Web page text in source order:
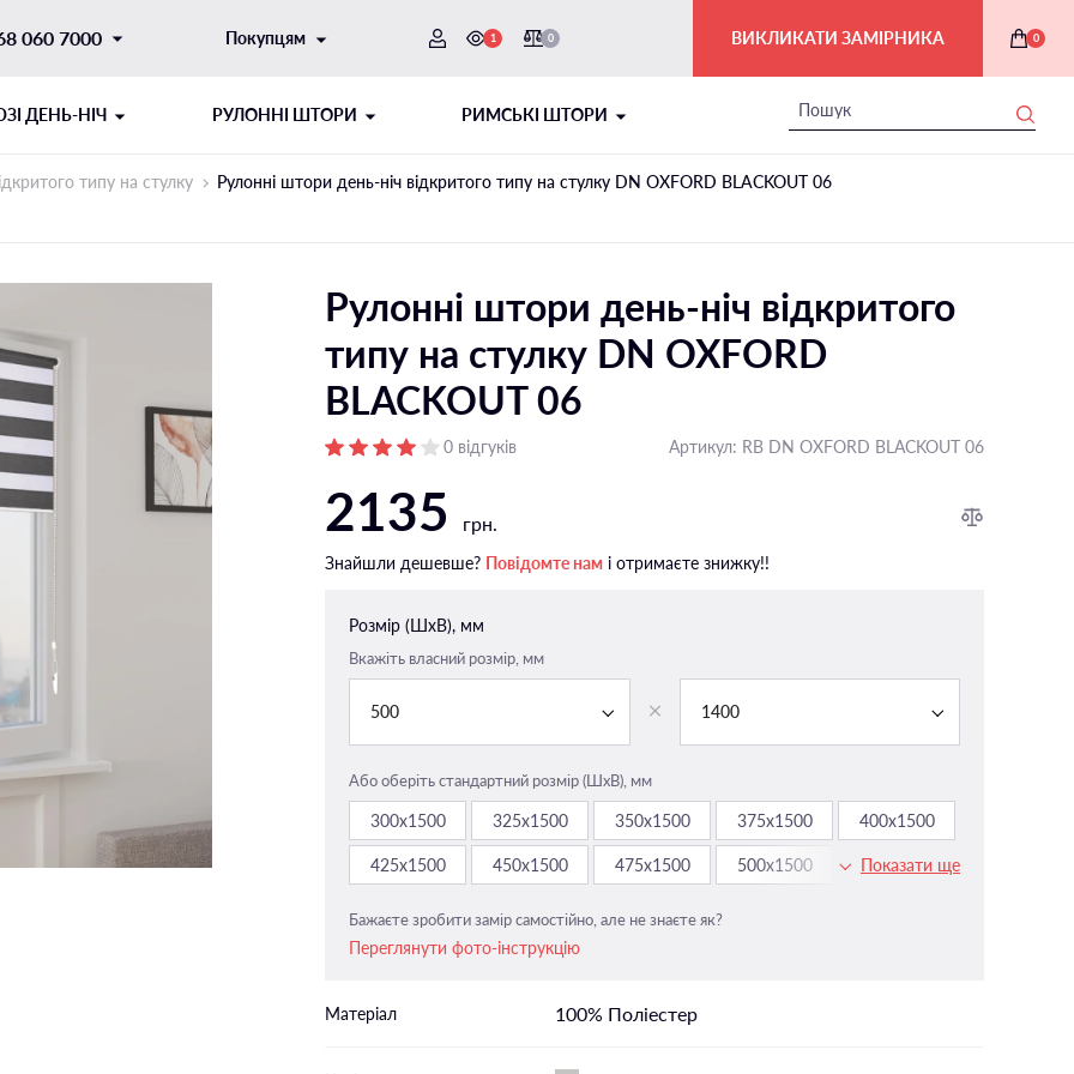
060 7000 Покупцям 1 0 ВИКЛИКАТИ ЗАМІРНИКА 0
ДЕНЬ-НІЧ РУЛОННІ ШТОРИ
ТИПУ
напрямні
РУЛОННІ ШТОРИ ДЕНЬ-НІЧ
Відкритого типу на стулку
Відкритого типу на отвір
Закритого типу п-подібні
Закритого типу пласкі напрямні
РИМСЬКІ ШТОРИ
ШНУРОВИЙ МЕХАНІЗМ РИМСЬКІ ШТОРИ В ІНТЕР'ЄРІ
На панорамні вікна
У дитячу
У спальню
типу на стулку Рулонні штори день-ніч відкритого типу на стулку DN OXFORD BLACKOUT 06
Рулонні штори день-ніч відкритого
типу на стулку DN OXFORD
BLACKOUT 06
0 відгуків Артикул: RB DN OXFORD BLACKOUT 06
2135 грн.
Знайшли дешевше? Повідомте нам і отримаєте знижку!!
Розмір (ШxВ), мм
Вкажіть власний розмір, мм
500 1400
Або оберіть стандартний розмір (ШxВ), мм
300х1500 325х1500 350х1500 375х1500 400х1500
425х1500 450х1500 475х1500 500х1500 525х1500
Показати ще
Бажаєте зробити замір самостійно, але не знаєте як?
Переглянути фото-інструкцію
Матеріал 100% Поліестер